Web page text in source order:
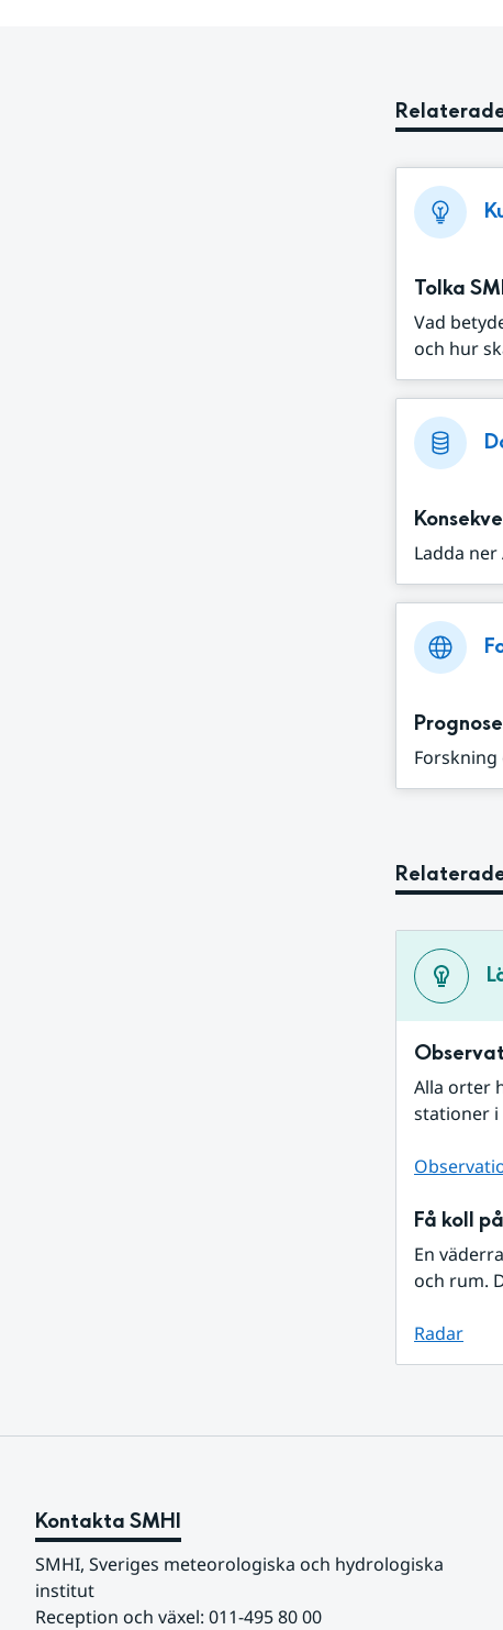
Tolka
Vad
och hur
Ladda
Forskning
Alla orter
stationer i
Få koll
En
och rum.
Radar
Kontakta SMHI
SMHI, Sveriges meteorologiska och hydrologiska
institut
Reception och växel: 011-495 80 00